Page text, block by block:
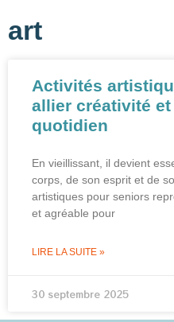
art
Activités
allier créativité et
quotidien
En vieillissant, il devient
corps, de son esprit et de
artistiques pour seniors
et agréable pour
LIRE LA SUITE »
30 septembre 2025